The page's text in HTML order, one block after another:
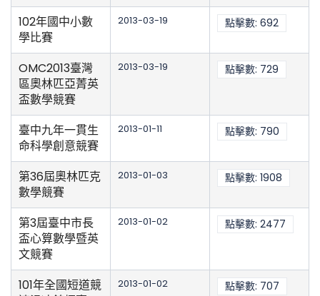
102年國中小數
學比賽
2013-03-19 點擊數: 692
OMC2013臺灣
區奧林匹亞菁英
盃數學競賽
2013-03-19 點擊數: 729
臺中九年一貫生
命科學創意競賽
2013-01-11 點擊數: 790
第36屆奧林匹克
數學競賽
2013-01-03 點擊數: 1908
第3屆臺中市長
盃心算數學暨英
文競賽
2013-01-02 點擊數: 2477
101年全國短道競
2013-01-02 點擊數: 707